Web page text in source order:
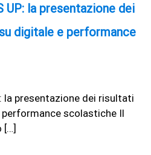
UP: la presentazione dei
digitale e performance
la presentazione dei risultati
scolastiche Il
[…]